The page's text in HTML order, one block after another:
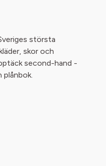
största
skor och
second-hand -
plånbok.